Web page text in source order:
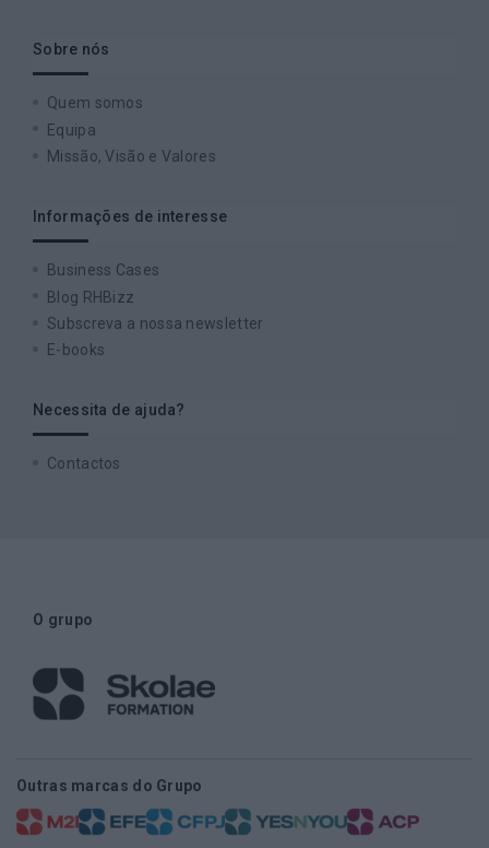
Sobre nós
Quem somos
Equipa
Missão, Visão e Valores
Informações de interesse
Business Cases
Blog RHBizz
Subscreva a nossa newsletter
E-books
Necessita de ajuda?
Contactos
O grupo
Outras marcas do Grupo